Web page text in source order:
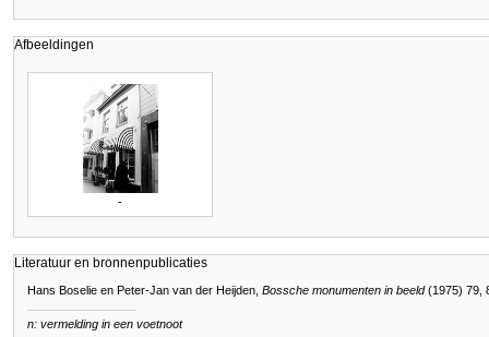
Afbeeldingen
-
Literatuur en bronnenpublicaties
Hans Boselie en Peter-Jan van der Heijden, Bossche monumenten in beeld(1975) 79,
n: vermelding in een voetnoot